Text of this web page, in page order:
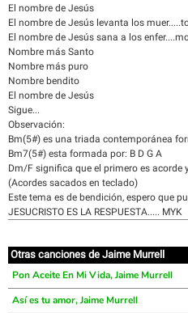
El nombre de Jesús
El nombre de Jesús levanta los
El nombre de Jesús sana a los
Nombre más Santo
Nombre más puro
Nombre bendito
El nombre de Jesús
Sigue...
Observación:
Bm(5#) es una triada contemporánea
Bm7(5#) esta formada por: B D G A
Dm/F significa que el primero es acorde
(Acordes sacados en teclado)
Este tema es de bendición, espero que
JESUCRISTO ES LA RESPUESTA..... MYK
Otras canciones de Jaime Murrell
Pon Aceite En Mi Vida, Jaime Murrell
Así es tu amor, Jaime Murrell